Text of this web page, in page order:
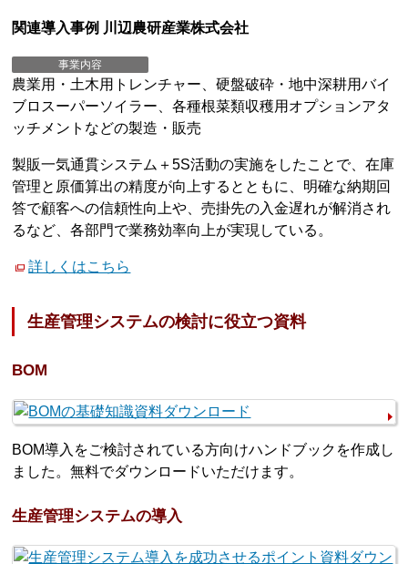
関連導入事例 川辺農研産業株式会社
事業内容
農業用・土木用トレンチャー、硬盤破砕・地中深耕用バイ
ブロスーパーソイラー、各種根菜類収穫用オプションアタ
ッチメントなどの製造・販売
製販一気通貫システム＋5S活動の実施をしたことで、在庫
管理と原価算出の精度が向上するとともに、明確な納期回
答で顧客への信頼性向上や、売掛先の入金遅れが解消され
るなど、各部門で業務効率向上が実現している。
詳しくはこちら
生産管理システムの検討に役立つ資料
BOM
BOM導入をご検討されている方向けハンドブックを作成し
ました。無料でダウンロードいただけます。
生産管理システムの導入